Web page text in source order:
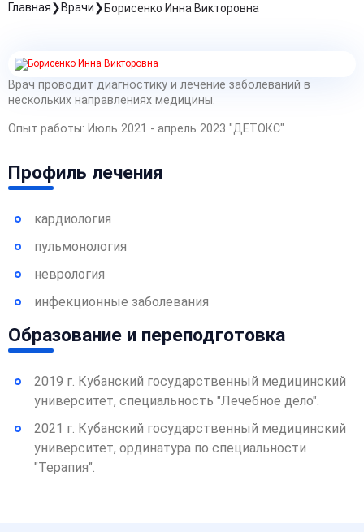
Главная Врачи Борисенко Инна Викторовна
Врач проводит диагностику и лечение заболеваний в
нескольких направлениях медицины.
Опыт работы: Июль 2021 - апрель 2023 "ДЕТОКС"
Профиль лечения
кардиология
пульмонология
неврология
инфекционные заболевания
Образование и переподготовка
2019 г. Кубанский государственный медицинский
университет, специальность "Лечебное дело".
2021 г. Кубанский государственный медицинский
университет, ординатура по специальности
"Терапия".